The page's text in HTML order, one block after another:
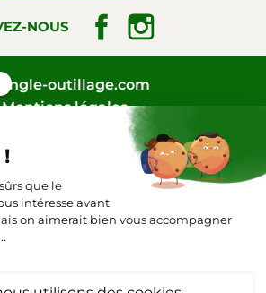
NOUS Facebook
outillage.com
Mentions légales
générales de vente